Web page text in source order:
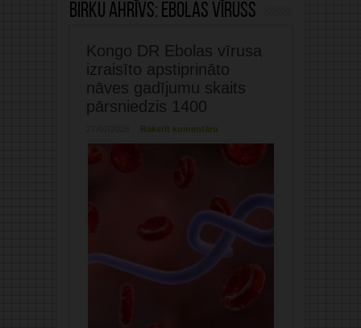
Birku ahrīvs: Ebolas vīruss
Kongo DR Ebolas vīrusa
izraisīto apstiprināto
nāves gadījumu skaits
pārsniedzis 1400
Rakstīt komentāru